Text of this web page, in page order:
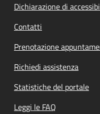
Dichiarazione di
Contatti
Prenotazione
Richiedi assistenza
Statistiche del portale
Leggi le FAQ